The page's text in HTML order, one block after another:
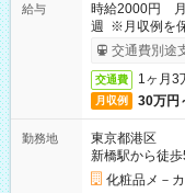
給与
時給2000円
週 ※月収例を
ービス利用可
交通費別途
交通費 1ヶ月3
月収例 30万円
勤務地
東京都港区
新橋駅から徒
化粧品メ－カ